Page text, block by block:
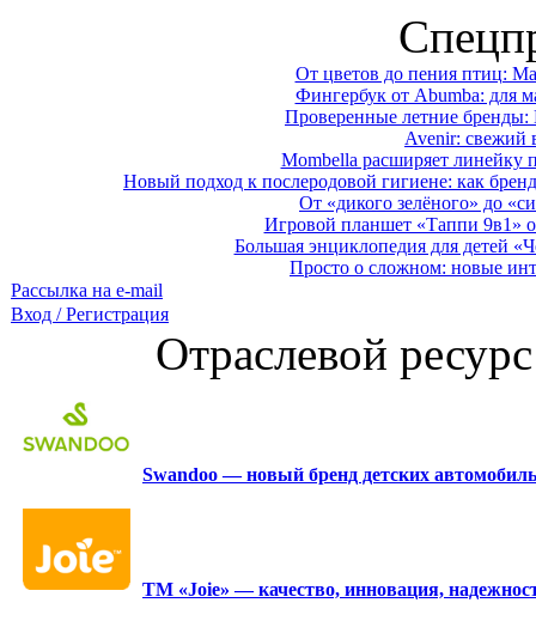
От цветов до пения птиц:
Фингербук от Abumba: для
Проверенные летние
Avenir: свежий
Mombella расширяет линейку
Новый подход к послеродовой гигиене: как
От «дикого зелёного» до
Игровой планшет «Таппи 9в1»
Большая энциклопедия для детей
Просто о сложном: новые
Рассылка на e-mail
Вход / Регистрация
Отраслевой
Swandoo — новый бренд детских
ТМ «Joie» — качество, инновация,